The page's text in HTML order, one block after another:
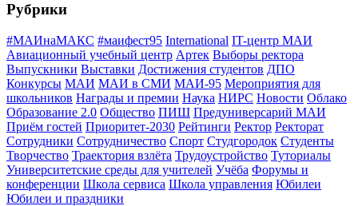
Рубрики
#МАИнаМАКС #маифест95 International IT-центр МАИ
Авиационный учебный центр Артек Выборы ректора
Выпускники Выставки Достижения студентов ДПО
Конкурсы МАИ МАИ в СМИ МАИ-95 Мероприятия для
школьников Награды и премии Наука НИРС Новости Облако
Образование 2.0 Общество ПИШ Предуниверсарий МАИ
Приём гостей Приоритет-2030 Рейтинги Ректор Ректорат
Сотрудники Сотрудничество Спорт Студгородок Студенты
Творчество Траектория взлёта Трудоустройство Туториалы
Университетские среды для учителей Учёба Форумы и
конференции Школа сервиса Школа управления Юбилеи
Юбилеи и праздники